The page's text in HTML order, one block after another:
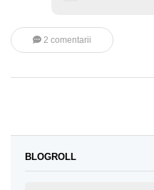
2 comentarii
BLOGROLL